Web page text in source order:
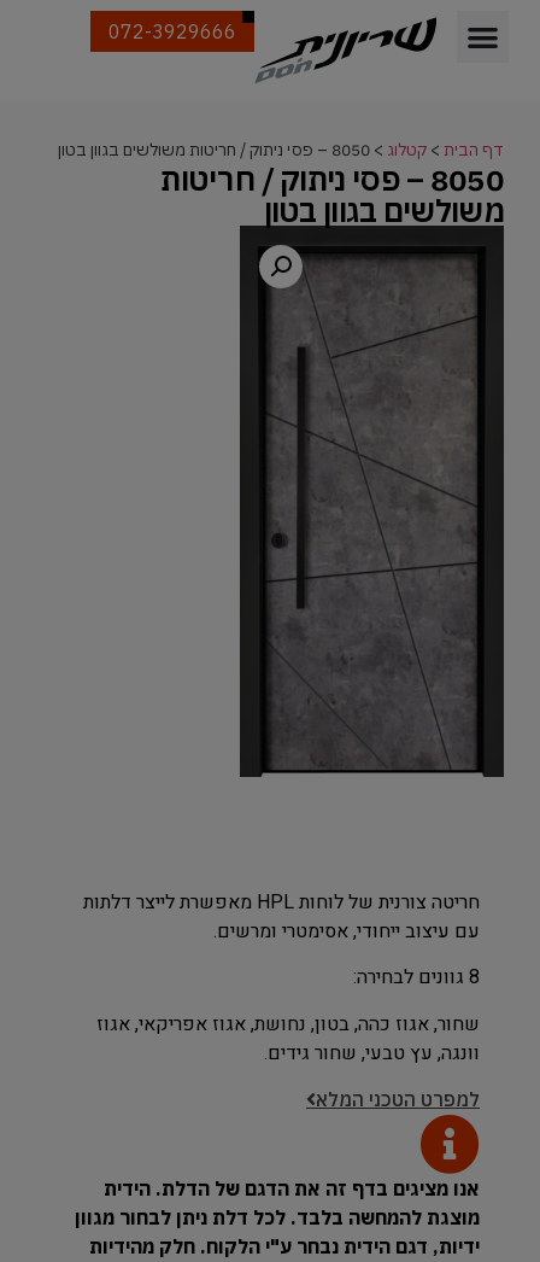
072-3929666
דף הבית > קטלוג > 8050 – פסי ניתוק / חריטות משולשים בגוון בטון
8050 – פסי ניתוק / חריטות
משולשים בגוון בטון
חריטה צורנית של לוחות HPL מאפשרת לייצר דלתות
עם עיצוב ייחודי, אסימטרי ומרשים.
8 גוונים לבחירה:
שחור, אגוז כהה, בטון, נחושת, אגוז אפריקאי, אגוז
וונגה, עץ טבעי, שחור גידים.
למפרט הטכני המלא
אנו מציגים בדף זה את הדגם של הדלת. הידית
מוצגת להמחשה בלבד. לכל דלת ניתן לבחור מגוון
ידיות, דגם הידית נבחר ע"י הלקוח. חלק מהידיות